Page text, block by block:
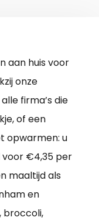
aan huis voor
onze
firma’s die
of een
opwarmen: u
voor €4,35 per
maaltijd als
en
broccoli,